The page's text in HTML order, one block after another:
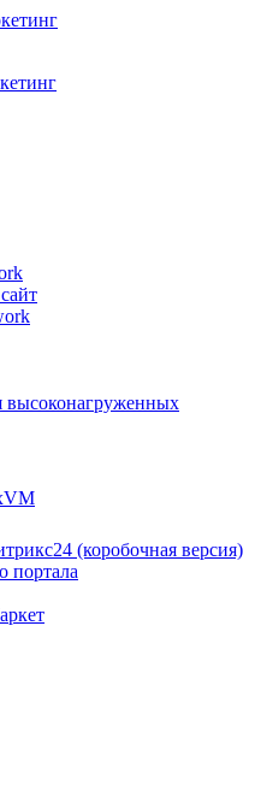
высоконагруженных
(коробочная версия)
портала